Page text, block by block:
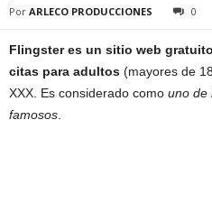
Por ARLECO PRODUCCIONES 0
Flingster es un sitio web
citas para adultos (mayores de
XXX. Es considerado como uno de
famosos